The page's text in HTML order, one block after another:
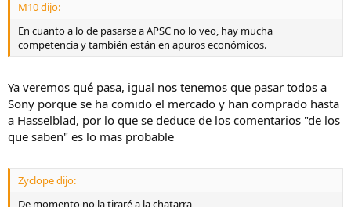
M10 dijo:
En cuanto a lo de pasarse a APSC no lo veo, hay mucha
competencia y también están en apuros económicos.
Ya veremos qué pasa, igual nos tenemos que pasar todos a
Sony porque se ha comido el mercado y han comprado hasta
a Hasselblad, por lo que se deduce de los comentarios "de los
que saben" es lo mas probable
Zyclope dijo:
De momento no la tiraré a la chatarra,